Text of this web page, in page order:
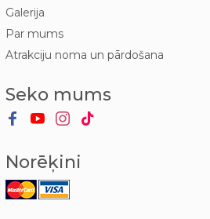
Galerija
Par mums
Atrakciju noma un pārdošana
Seko mums
Norēķini